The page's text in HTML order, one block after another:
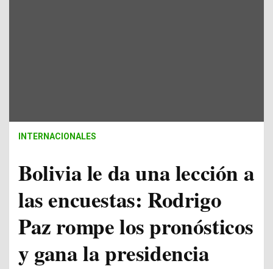
INTERNACIONALES
Bolivia le da una lección a
las encuestas: Rodrigo
Paz rompe los pronósticos
y gana la presidencia